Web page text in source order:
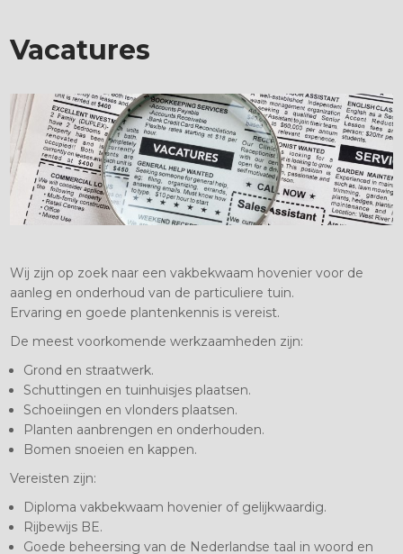
Vacatures
Wij zijn op zoek naar een vakbekwaam hovenier voor de
aanleg en onderhoud van de particuliere tuin.
Ervaring en goede plantenkennis is vereist.
De meest voorkomende werkzaamheden zijn:
Grond en straatwerk.
Schuttingen en tuinhuisjes plaatsen.
Schoeiingen en vlonders plaatsen.
Planten aanbrengen en onderhouden.
Bomen snoeien en kappen.
Vereisten zijn:
Diploma vakbekwaam hovenier of gelijkwaardig.
Rijbewijs BE.
Goede beheersing van de Nederlandse taal in woord en